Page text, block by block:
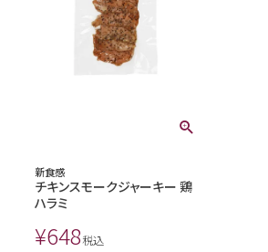
新食感
チキンスモークジャーキー 鶏
ハラミ
¥648税込